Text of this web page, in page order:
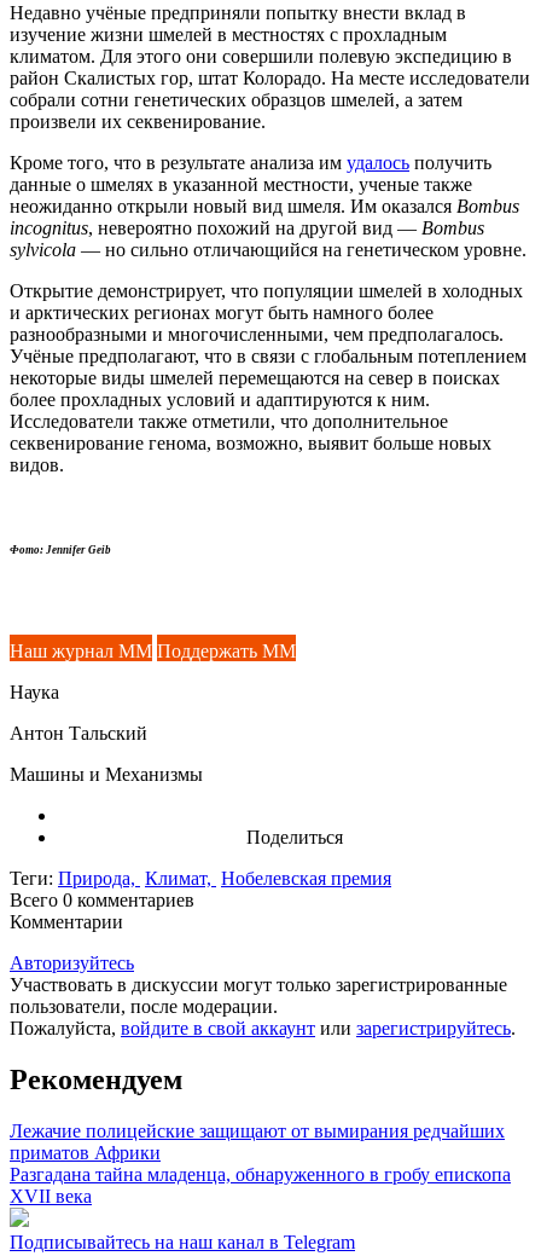
Недавно учёные предприняли попытку внести вклад в
изучение жизни шмелей в местностях с прохладным
климатом. Для этого они совершили полевую экспедицию в
район Скалистых гор, штат Колорадо. На месте исследователи
собрали сотни генетических образцов шмелей, а затем
произвели их секвенирование.
Кроме того, что в результате анализа им удалось получить
данные о шмелях в указанной местности, ученые также
неожиданно открыли новый вид шмеля. Им оказался Bombus
incognitus, невероятно похожий на другой вид — Bombus
sylvicola — но сильно отличающийся на генетическом уровне.
Открытие демонстрирует, что популяции шмелей в холодных
и арктических регионах могут быть намного более
разнообразными и многочисленными, чем предполагалось.
Учёные предполагают, что в связи с глобальным потеплением
некоторые виды шмелей перемещаются на север в поисках
более прохладных условий и адаптируются к ним.
Исследователи также отметили, что дополнительное
секвенирование генома, возможно, выявит больше новых
видов.
Фото: Jennifer Geib
Наш журнал ММ Поддержать ММ
Наука
Антон Тальский
Машины и Механизмы
Поделиться
Теги: Природа, Климат, Нобелевская премия
Всего 0 комментариев
Комментарии
Авторизуйтесь
Участвовать в дискуссии могут только зарегистрированные
пользователи, после модерации.
Пожалуйста, войдите в свой аккаунт или зарегистрируйтесь.
Рекомендуем
Лежачие полицейские защищают от вымирания редчайших
приматов Африки
Разгадана тайна младенца, обнаруженного в гробу епископа
XVII века
Подписывайтесь на наш канал в Telegram